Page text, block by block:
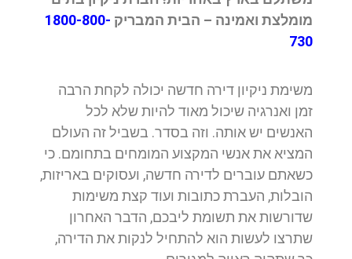
מומלצת ואמינה – הבית המבריק 1800-800-
730
משימת ניקיון דירה חדשה יכולה לקחת הרבה
זמן ואנרגיה שיכול מאוד להיות שלא לכל
האנשים יש אותה. וזה בסדר. בשביל זה העולם
המציא את אנשי המקצוע המומחים בתחומם. כי
כשאתם עוברים לדירה חדשה, ועסוקים באריזות,
הובלות, העברת כתובות ועוד קצת משימות
שדורשות את תשומת ליבכם, הדבר האחרון
שתרצו לעשות הוא להתחיל לנקות את הדירה,